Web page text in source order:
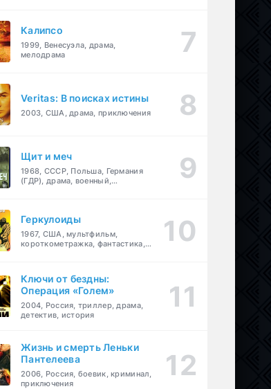
Калипсо
1999, Венесуэла, драма,
мелодрама
Veritas: В поисках истины
2003, США, драма, приключения
Щит и меч
1968, СССР, Польша, Германия
(ГДР), драма, военный,
Геркулоиды
1967, США, мультфильм,
короткометражка, фантастика,
Ключи от бездны:
Операция «Голем»
2004, Россия, триллер, драма,
детектив, история
Жизнь и смерть Леньки
Пантелеева
2006, Россия, боевик, криминал,
приключения